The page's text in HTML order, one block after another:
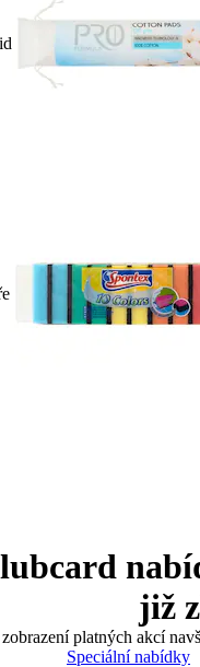
již
platných akcí
Speciální nabídky